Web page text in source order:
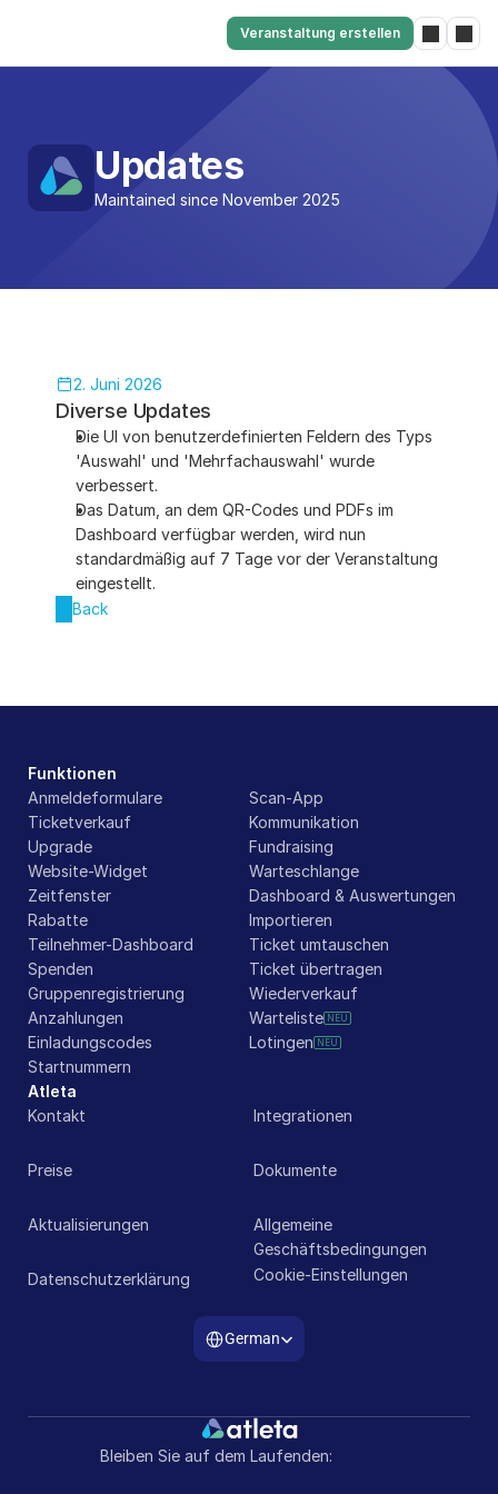
Updates
Maintained since November 2025
2. Juni 2026
Diverse Updates
Die UI von benutzerdefinierten Feldern des Typs
'Auswahl' und 'Mehrfachauswahl' wurde
verbessert.
Das Datum, an dem QR-Codes und PDFs im
Dashboard verfügbar werden, wird nun
standardmäßig auf 7 Tage vor der Veranstaltung
eingestellt.
Back
Funktionen
Anmeldeformulare
Ticketverkauf
Upgrade
Website-Widget
Zeitfenster
Rabatte
Teilnehmer-Dashboard
Spenden
Gruppenregistrierung
Anzahlungen
Einladungscodes
Startnummern
Scan-App
Kommunikation
Fundraising
Warteschlange
Dashboard & Auswertungen
Importieren
Ticket umtauschen
Ticket übertragen
Wiederverkauf
Warteliste NEU
Lotingen NEU
Atleta
Kontakt
Integrationen
Preise Dokumente
Aktualisierungen
Allgemeine
Geschäftsbedingungen
Datenschutzerklärung
Cookie-Einstellungen
Select Language
German
Bleiben Sie auf dem Laufenden:
Veranstaltung erstellen